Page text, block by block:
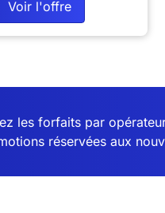
Voir l'offre
les forfaits par
réservées aux